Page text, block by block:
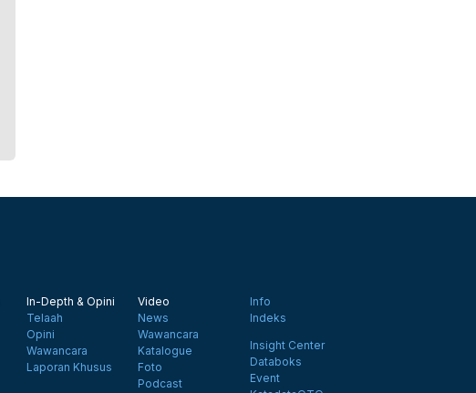
In-Depth & Opini
Telaah
Opini
Wawancara
Laporan Khusus
Video
News
Wawancara
Katalogue
Foto
Podcast
Info
Indeks
Insight Center
Databoks
Event